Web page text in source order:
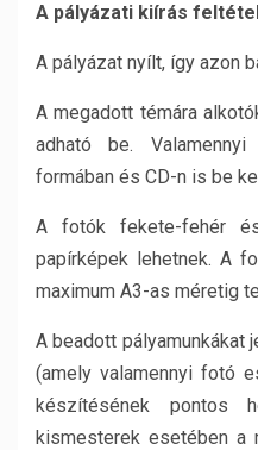
A pályázati kiírás
A pályázat nyílt, így azon
A megadott témára
adható be.
formában és CD-n is be
A fotók fekete-fehér
papírképek lehetnek. A
maximum A3-as méretig
A beadott pályamunkákat
(amely valamennyi fotó
készítésének pontos
kismesterek esetében a